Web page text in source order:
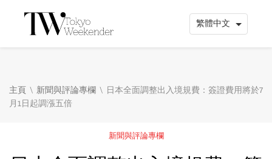
主頁 \ 新聞與評論專欄 \ 日本全面調整出入境規費：簽證費用將於7
月1日起調漲五倍
新聞與評論專欄